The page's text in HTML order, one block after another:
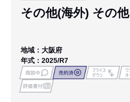
その他(海外) その他
地域：大阪府
年式：2025/R7